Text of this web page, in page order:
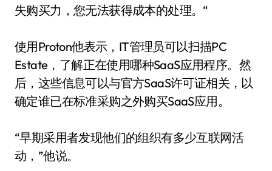
失购买力，您无法获得成本的处理。“
使用Proton他表示，IT管理员可以扫描PC
Estate，了解正在使用哪种SaaS应用程序。然
后，这些信息可以与官方SaaS许可证相关，以
确定谁已在标准采购之外购买SaaS应用。
“早期采用者发现他们的组织有多少互联网活
动，”他说。